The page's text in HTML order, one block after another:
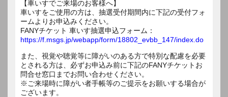
【車いすでご来場のお客様へ】
車いすをご使用の方は、抽選受付期間内に下記の受付フォ
ームよりお申込みください。
FANYチケット 車いす抽選申込フォーム：
https://f.msgs.jp/webapp/form/18802_evbb_147/index.do
また、視覚や聴覚等に障がいのある方で特別な配慮を必要
とされる方は、必ずお申込み前に下記のFANYチケットお
問合せ窓口までお問い合わせください。
※ご来場時に障がい者手帳等のご提示をお願いする場合が
ございます。